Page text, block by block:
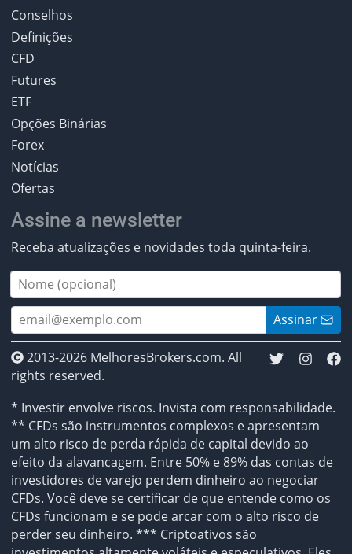
Conselhos
Definições
CFD
Futures
ETF
Opções Binárias
Forex
Notícias
Ofertas
Assine a newsletter
Receba atualizações e novidades toda quinta-feira.
Assinar
2013-2026 MelhoresBrokers.com. All
rights reserved.
* Investir envolve riscos. Invista com responsabilidade.
** CFDs são instrumentos complexos e apresentam
um alto risco de perda rápida de capital devido ao
efeito da alavancagem. Entre 50% e 89% das contas de
investidores de varejo perdem dinheiro ao negociar
CFDs. Você deve se certificar de que entende como os
CFDs funcionam e se pode arcar com o alto risco de
perder seu dinheiro. *** Criptoativos são